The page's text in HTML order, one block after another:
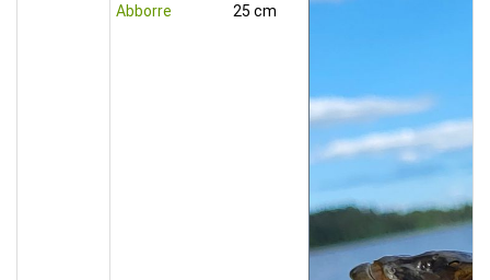
Abborre
25 cm